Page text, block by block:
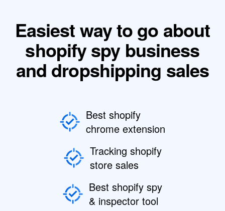
Easiest way to go about
shopify spy business
and dropshipping sales
Best shopify
chrome extension
Tracking shopify
store sales
Best shopify spy
& inspector tool